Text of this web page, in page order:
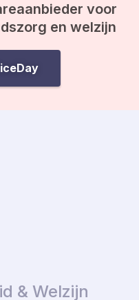
voor
en welzijn
& Welzijn